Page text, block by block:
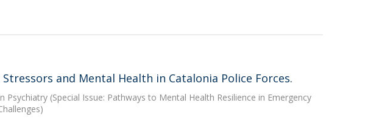
and Mental Health in Catalonia Police Forces.
Psychiatry (Special Issue: Pathways to Mental Health Resilience in Emergency